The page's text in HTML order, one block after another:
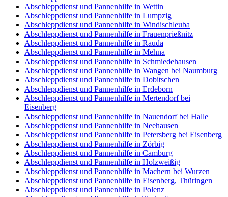
Abschleppdienst und Pannenhilfe in Wettin
Abschleppdienst und Pannenhilfe in Lumpzig
Abschleppdienst und Pannenhilfe in Windischleuba
Abschleppdienst und Pannenhilfe in Frauenprießnitz
Abschleppdienst und Pannenhilfe in Rauda
Abschleppdienst und Pannenhilfe in Mehna
Abschleppdienst und Pannenhilfe in Schmiedehausen
Abschleppdienst und Pannenhilfe in Wangen bei Naumburg
Abschleppdienst und Pannenhilfe in Dobitschen
Abschleppdienst und Pannenhilfe in Erdeborn
Abschleppdienst und Pannenhilfe in Mertendorf bei
Eisenberg
Abschleppdienst und Pannenhilfe in Nauendorf bei Halle
Abschleppdienst und Pannenhilfe in Neehausen
Abschleppdienst und Pannenhilfe in Petersberg bei Eisenberg
Abschleppdienst und Pannenhilfe in Zörbig
Abschleppdienst und Pannenhilfe in Camburg
Abschleppdienst und Pannenhilfe in Holzweißig
Abschleppdienst und Pannenhilfe in Machern bei Wurzen
Abschleppdienst und Pannenhilfe in Eisenberg, Thüringen
Abschleppdienst und Pannenhilfe in Polenz